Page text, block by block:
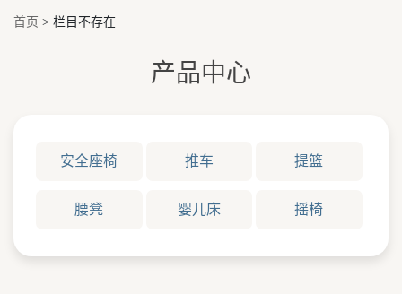
首页 > 栏目不存在
产品中心
安全座椅 推车 提篮
腰凳 婴儿床 摇椅